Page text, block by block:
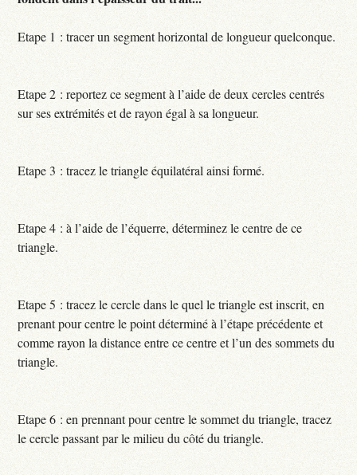
Etape 1 : tracer un segment horizontal de longueur quelconque.
Etape 2 : reportez ce segment à l’aide de deux cercles centrés
sur ses extrémités et de rayon égal à sa longueur.
Etape 3 : tracez le triangle équilatéral ainsi formé.
Etape 4 : à l’aide de l’équerre, déterminez le centre de ce
triangle.
Etape 5 : tracez le cercle dans le quel le triangle est inscrit, en
prenant pour centre le point déterminé à l’étape précédente et
comme rayon la distance entre ce centre et l’un des sommets du
triangle.
Etape 6 : en prennant pour centre le sommet du triangle, tracez
le cercle passant par le milieu du côté du triangle.